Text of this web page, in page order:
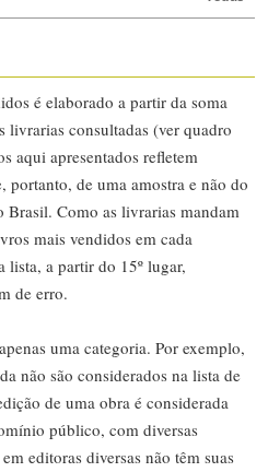
é elaborado a partir da soma
livrarias consultadas (ver quadro
aqui apresentados refletem
portanto, de uma amostra e não do
Brasil. Como as livrarias mandam
mais vendidos em cada
lista, a partir do 15º lugar,
de erro.
uma categoria. Por exemplo,
não são considerados na lista de
de uma obra é considerada
público, com diversas
editoras diversas não têm suas